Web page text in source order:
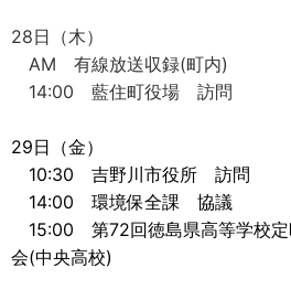
28日（木）
AM 有線放送収録(町内)
14:00 藍住町役場 訪問
29日（金）
10:30 吉野川市役所 訪問
14:00 環境保全課 協議
15:00 第72回徳島県高等学校定
会(中央高校)